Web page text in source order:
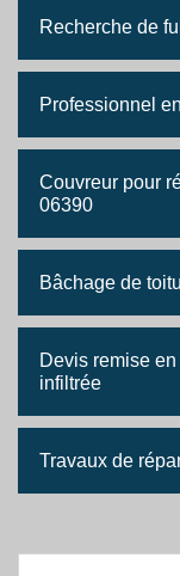
Recherche de
Professionnel
Couvreur pour
06390
Bâchage de
Devis remise
infiltrée
Travaux de